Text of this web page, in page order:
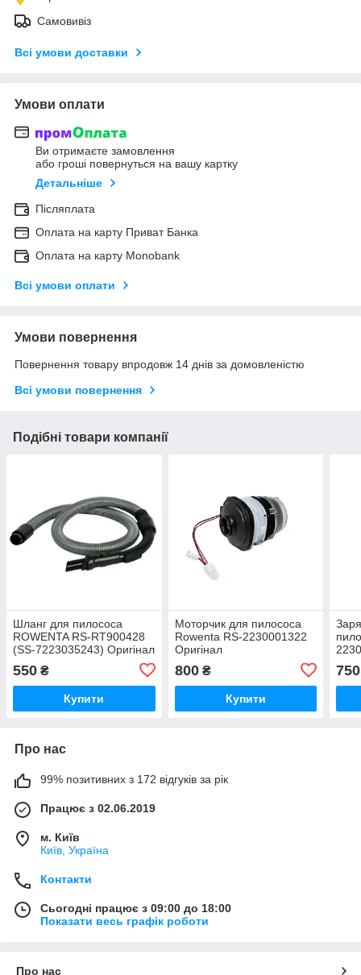
Самовивіз
Всі умови доставки
Умови оплати
Ви отримаєте замовлення
або гроші повернуться на вашу картку
Детальніше
Післяплата
Оплата на карту Приват Банка
Оплата на карту Monobank
Всі умови оплати
Умови повернення
Повернення товару впродовж 14 днів за домовленістю
Всі умови повернення
Подібні товари компанії
Шланг для пилососа
ROWENTA RS-RT900428
(SS-7223035243) Оригінал
550 ₴
Купити
Моторчик для пилососа
Rowenta RS-2230001322
Оригінал
800₴
Купити
750
Про нас
99% позитивних з 172 відгуків за рік
Працює з 02.06.2019
м. Київ
Київ, Україна
Контакти
Сьогодні працює з 09:00 до 18:00
Показати весь графік роботи
Про нас